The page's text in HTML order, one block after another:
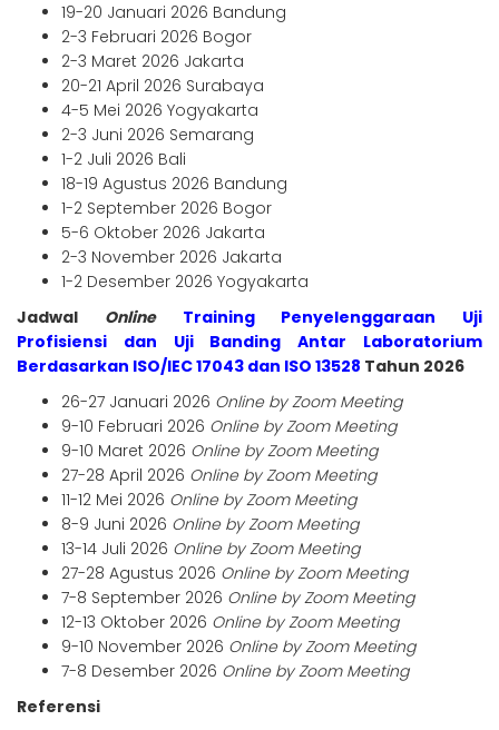
19-20 Januari 2026 Bandung
2-3 Februari 2026 Bogor
2-3 Maret 2026 Jakarta
20-21 April 2026 Surabaya
4-5 Mei 2026 Yogyakarta
2-3 Juni 2026 Semarang
1-2 Juli 2026 Bali
18-19 Agustus 2026 Bandung
1-2 September 2026 Bogor
5-6 Oktober 2026 Jakarta
2-3 November 2026 Jakarta
1-2 Desember 2026 Yogyakarta
Jadwal Online Training Penyelenggaraan Uji
Profisiensi dan Uji Banding Antar Laboratorium
Berdasarkan ISO/IEC 17043 dan ISO 13528 Tahun 2026
26-27 Januari 2026 Online by Zoom Meeting
9-10 Februari 2026 Online by Zoom Meeting
9-10 Maret 2026 Online by Zoom Meeting
27-28 April 2026 Online by Zoom Meeting
11-12 Mei 2026 Online by Zoom Meeting
8-9 Juni 2026 Online by Zoom Meeting
13-14 Juli 2026 Online by Zoom Meeting
27-28 Agustus 2026 Online by Zoom Meeting
7-8 September 2026 Online by Zoom Meeting
12-13 Oktober 2026 Online by Zoom Meeting
9-10 November 2026 Online by Zoom Meeting
7-8 Desember 2026 Online by Zoom Meeting
Referensi